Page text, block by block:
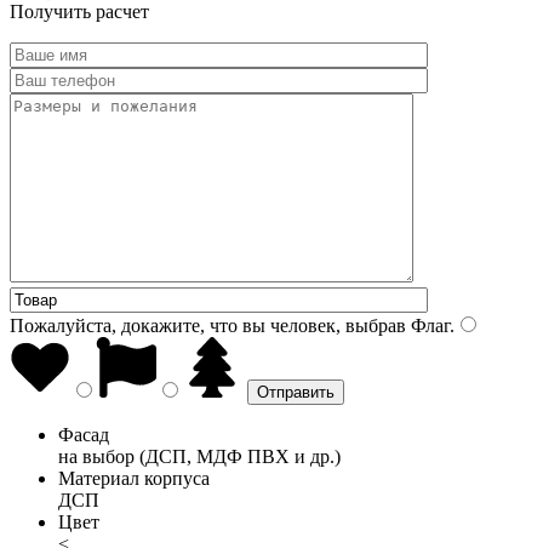
Получить расчет
Пожалуйста, докажите, что вы человек, выбрав Флаг.
Фасад
на выбор (ДСП, МДФ ПВХ и др.)
Материал корпуса
ДСП
Цвет
<